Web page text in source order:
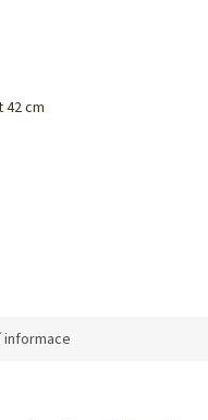
42 cm